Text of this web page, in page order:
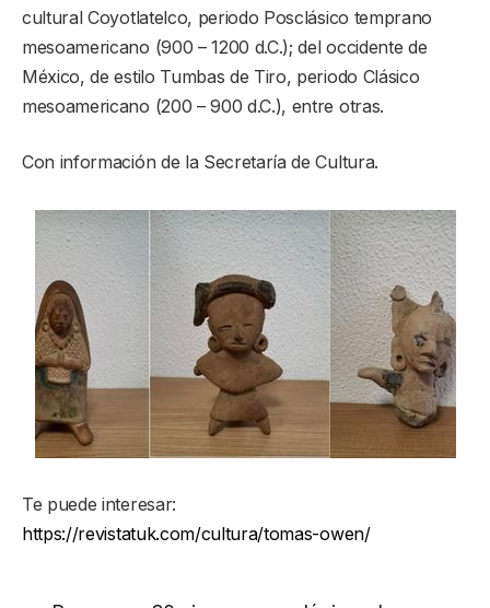
cultural Coyotlatelco, periodo Posclásico temprano
mesoamericano (900 – 1200 d.C.); del occidente de
México, de estilo Tumbas de Tiro, periodo Clásico
mesoamericano (200 – 900 d.C.), entre otras.
Con información de la Secretaría de Cultura.
Te puede interesar:
https://revistatuk.com/cultura/tomas-owen/